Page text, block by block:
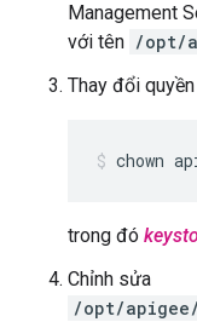
Management
với tên /opt/
Thay đổi
chown
trong đó
Chỉnh sửa
/opt/apigee/